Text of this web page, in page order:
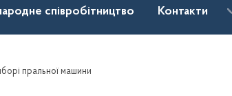
співробітництво Контакти
пральної машини